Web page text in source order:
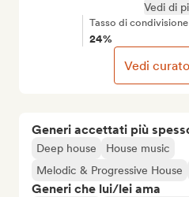
Generi accettati più
Deep house
House music
Melodic & Progressive House
Generi che lui/lei ama
Vedi di
Tasso di condivisione
24%
Vedi